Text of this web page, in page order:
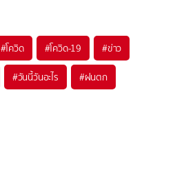
#โควิด #โควิด-19 #ข่าว
#วันนี้วันอะไร #ฝนตก